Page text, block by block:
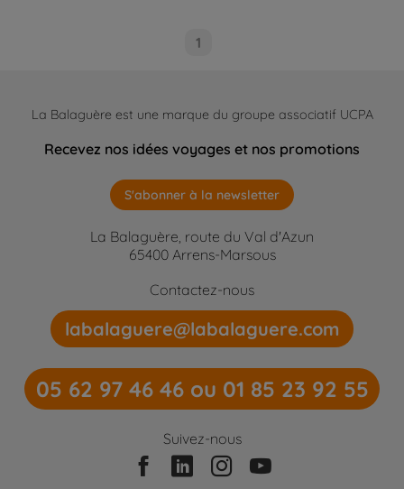
1
La Balaguère est une marque du groupe associatif UCPA
Recevez nos idées voyages et nos promotions
S'abonner à la newsletter
La Balaguère, route du Val d'Azun
65400 Arrens-Marsous
Contactez-nous
labalaguere@labalaguere.com
05 62 97 46 46 ou 01 85 23 92 55
Suivez-nous